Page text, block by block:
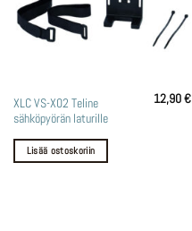
XLC VS-X02 Teline
sähköpyörän laturille
12,90€
Lisää ostoskoriin